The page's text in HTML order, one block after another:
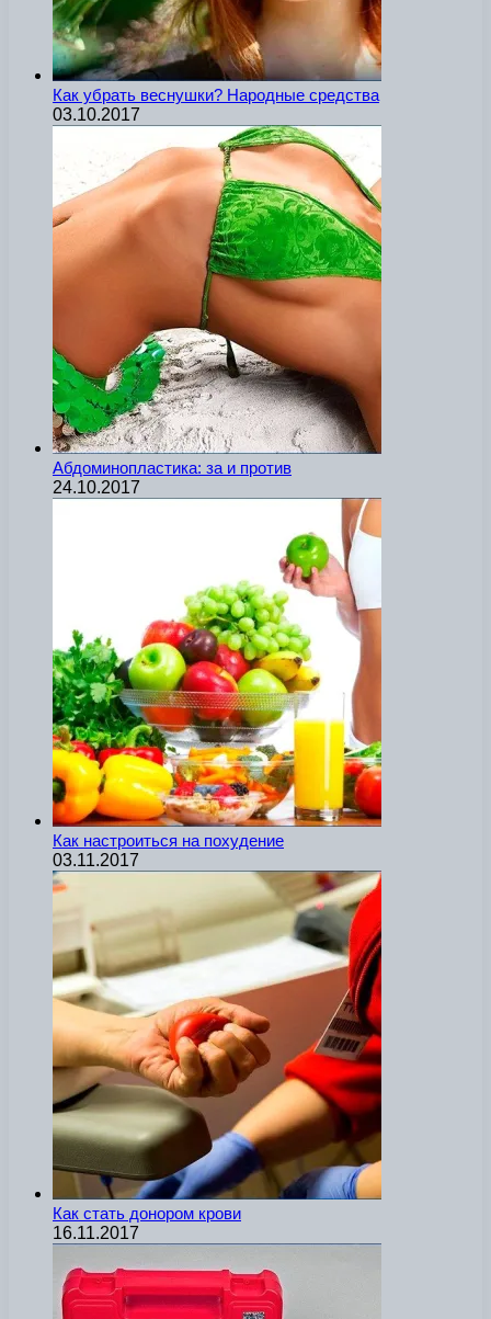
Как убрать веснушки? Народные средства
03.10.2017
Абдоминопластика: за и против
24.10.2017
Как настроиться на похудение
03.11.2017
Как стать донором крови
16.11.2017